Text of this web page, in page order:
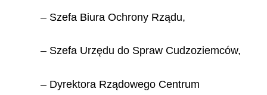
– Szefa Biura Ochrony Rządu,
– Szefa Urzędu do Spraw Cudzoziemców,
– Dyrektora Rządowego Centrum